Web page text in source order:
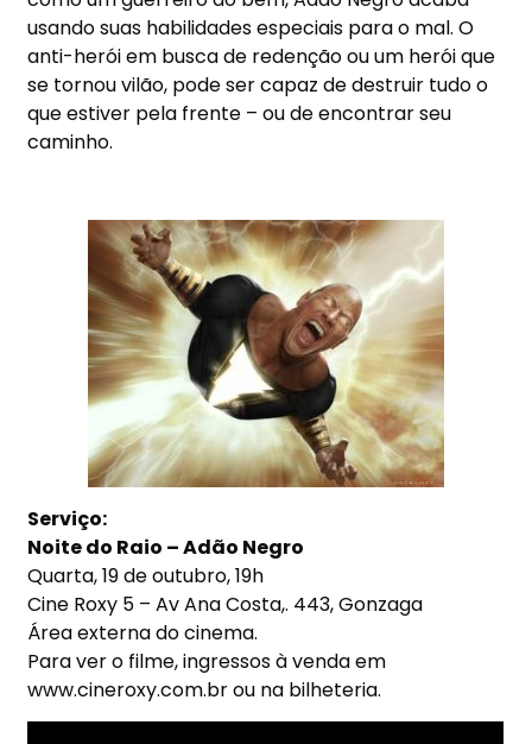
usando suas habilidades especiais para o mal. O
anti-herói em busca de redenção ou um herói que
se tornou vilão, pode ser capaz de destruir tudo o
que estiver pela frente – ou de encontrar seu
caminho.
Serviço:
Noite do Raio – Adão Negro
Quarta, 19 de outubro, 19h
Cine Roxy 5 – Av Ana Costa,. 443, Gonzaga
Área externa do cinema.
Para ver o filme, ingressos à venda em
www.cineroxy.com.br ou na bilheteria.